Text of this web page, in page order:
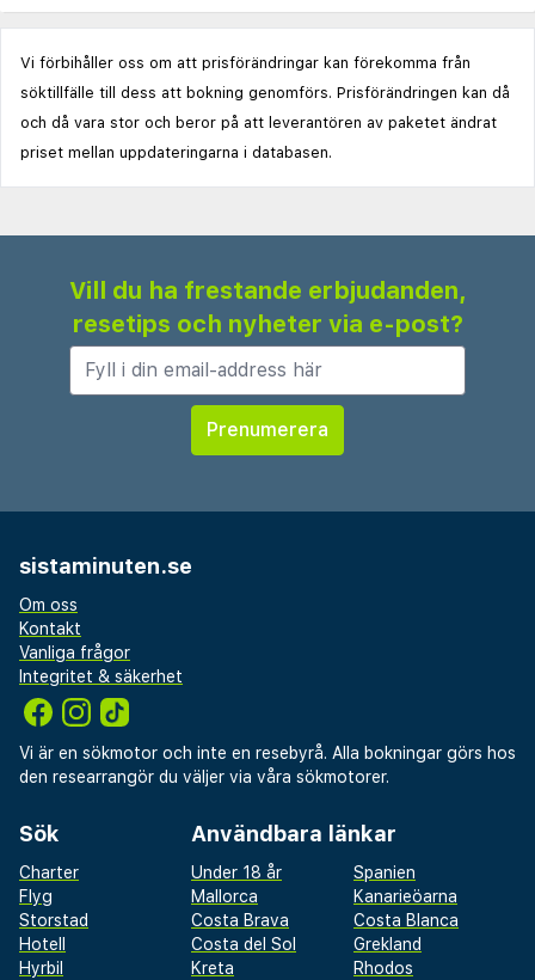
Vi förbihåller oss om att prisförändringar kan förekomma från
söktillfälle till dess att bokning genomförs. Prisförändringen kan då
och då vara stor och beror på att leverantören av paketet ändrat
priset mellan uppdateringarna i databasen.
Vill du ha frestande erbjudanden,
resetips och nyheter via e-post?
sistaminuten.se
Om oss
Kontakt
Vanliga frågor
Integritet & säkerhet
Vi är en sökmotor och inte en resebyrå. Alla bokningar görs hos
den researrangör du väljer via våra sökmotorer.
Sök
Charter
Flyg
Storstad
Hotell
Hyrbil
Användbara länkar
Under 18 år
Spanien
Mallorca
Kanarieöarna
Costa Brava
Costa Blanca
Costa del Sol
Grekland
Kreta
Rhodos